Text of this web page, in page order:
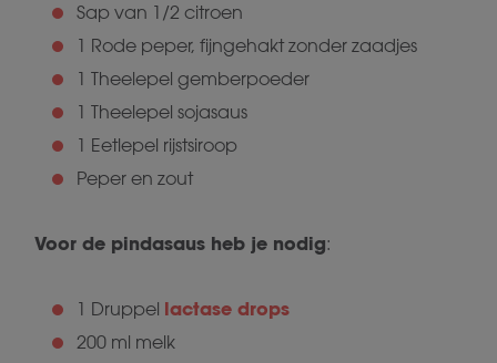
Sap van 1/2 citroen
1 Rode peper, fijngehakt zonder zaadjes
1 Theelepel gemberpoeder
1 Theelepel sojasaus
1 Eetlepel rijstsiroop
Peper en zout
Voor de pindasaus heb je nodig:
1 Druppel lactase drops
200 ml melk